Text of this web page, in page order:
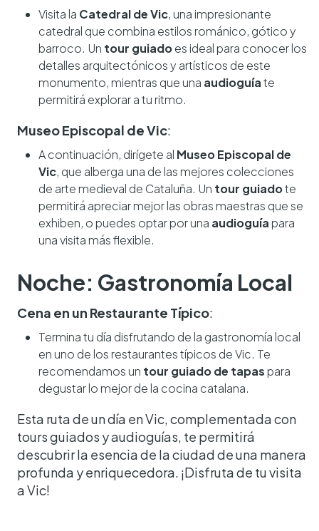
Visita la Catedral de Vic, una impresionante
catedral que combina estilos románico, gótico y
barroco. Un tour guiadoes ideal para conocer los
detalles arquitectónicos y artísticos de este
monumento, mientras que una audioguíate
permitirá explorar a tu ritmo.
Museo Episcopal de Vic:
A continuación, dirígete al Museo Episcopal de
Vic, que alberga una de las mejores colecciones
de arte medieval de Cataluña. Un tour guiadote
permitirá apreciar mejor las obras maestras que se
exhiben, o puedes optar por una audioguía para
una visita más flexible.
Noche: Gastronomía Local
Cena en un Restaurante Típico:
Termina tu día disfrutando de la gastronomía local
en uno de los restaurantes típicos de Vic. Te
recomendamos un tour guiado de tapas para
degustar lo mejor de la cocina catalana.
Esta ruta de un día en Vic, complementada con
tours guiados y audioguías, te permitirá
descubrir la esencia de la ciudad de una manera
profunda y enriquecedora. ¡Disfruta de tu visita
a Vic!